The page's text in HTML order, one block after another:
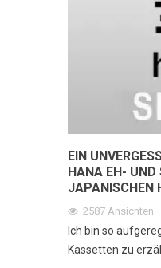
EIN
HANA EH- UND
JAPANISCHEN
2587 Ansichten
Ich bin so
Kassetten zu